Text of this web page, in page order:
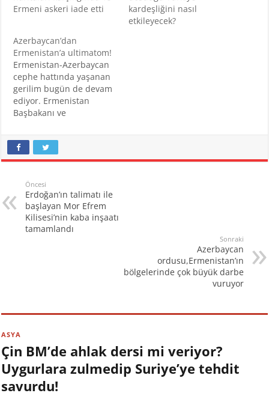
Ermeni askeri iade etti
kardeşliğini nasıl
etkileyecek?
Azerbaycan’dan
Ermenistan’a ultimatom!
Ermenistan-Azerbaycan
cephe hattında yaşanan
gerilim bugün de devam
ediyor. Ermenistan
Başbakanı ve
açıklamalar gelirken,
Erivan'ın saldırıları
kaybeden sivil sayısı da
arttı. Öte yandan
Kremlin, ABD, Rusya ve
Fransa'nın Dağlık
Karabağ konusuyla
Öncesi
Erdoğan’ın talimatı ile
başlayan Mor Efrem
Kilisesi’nin kaba inşaatı
tamamlandı
Sonraki
Azerbaycan
ordusu,Ermenistan’ın
bölgelerinde çok büyük darbe
vuruyor
ASYA
Çin BM’de ahlak dersi mi veriyor?
Uygurlara zulmedip Suriye’ye tehdit
savurdu!